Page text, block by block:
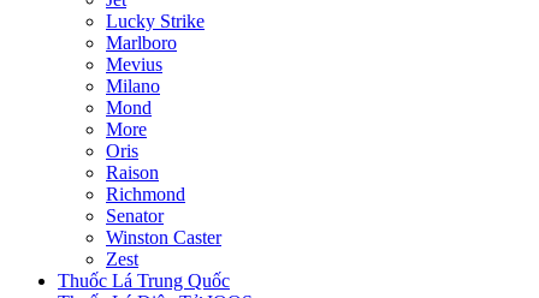
Lucky Strike
Marlboro
Mevius
Milano
Mond
More
Oris
Raison
Richmond
Senator
Winston Caster
Zest
Thuốc Lá Trung Quốc